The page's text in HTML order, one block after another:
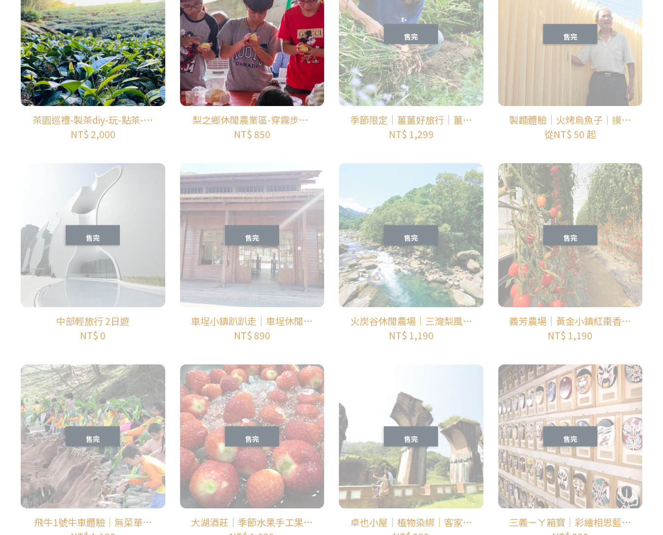
茶園巡禮-製茶diy-玩-點茶-竹
林瑜伽-太極美地
NT$ 2,000
梨之鄉休閒農業區-穿霧步道-
客家豬籠粄體驗
NT$ 850
售完
季節限定｜薑薑好旅行｜薑麻
園休閒農業區
NT$ 1,299
售完
製麵體驗｜火烤烏魚子｜摸馬
蹄蛤｜金湖休閒農業區
從NT$ 50 起
售完
中部輕旅行 2日遊
NT$ 0
售完
車埕小鎮趴趴走｜車埕休閒農
業區行程
NT$ 890
售完
火炭谷休閒農場｜三灣梨風情
｜金樁茶油工坊｜蓬萊溪護魚
NT$ 1,190
售完
義芳農場｜黃金小鎮紅棗香｜
穿龍耕學園｜石圍牆文化｜好
NT$ 1,190
售完
飛牛1號牛車體驗｜無菜單料
售完
大湖酒莊｜季節水果手工果醬
售完
卓也小屋｜植物染綁｜客家擂
售完
三義ㄧㄚ箱寶｜彩繪相思藍衫